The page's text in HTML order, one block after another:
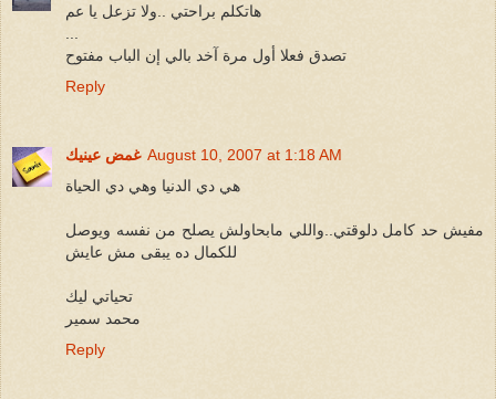
هاتكلم براحتي ..ولا تزعل يا عم
تصدق فعلا أول مرة آخد بالي إن الباب مفتوح
Reply
غمض عينيك August 10, 2007 at 1:18 AM
هي دي الدنيا وهي دي الحياة
مفيش حد كامل دلوقتي..واللي مابحاولش يصلح من نفسه ويوصل
للكمال ده يبقى مش عايش
تحياتي ليك
محمد سمير
Reply